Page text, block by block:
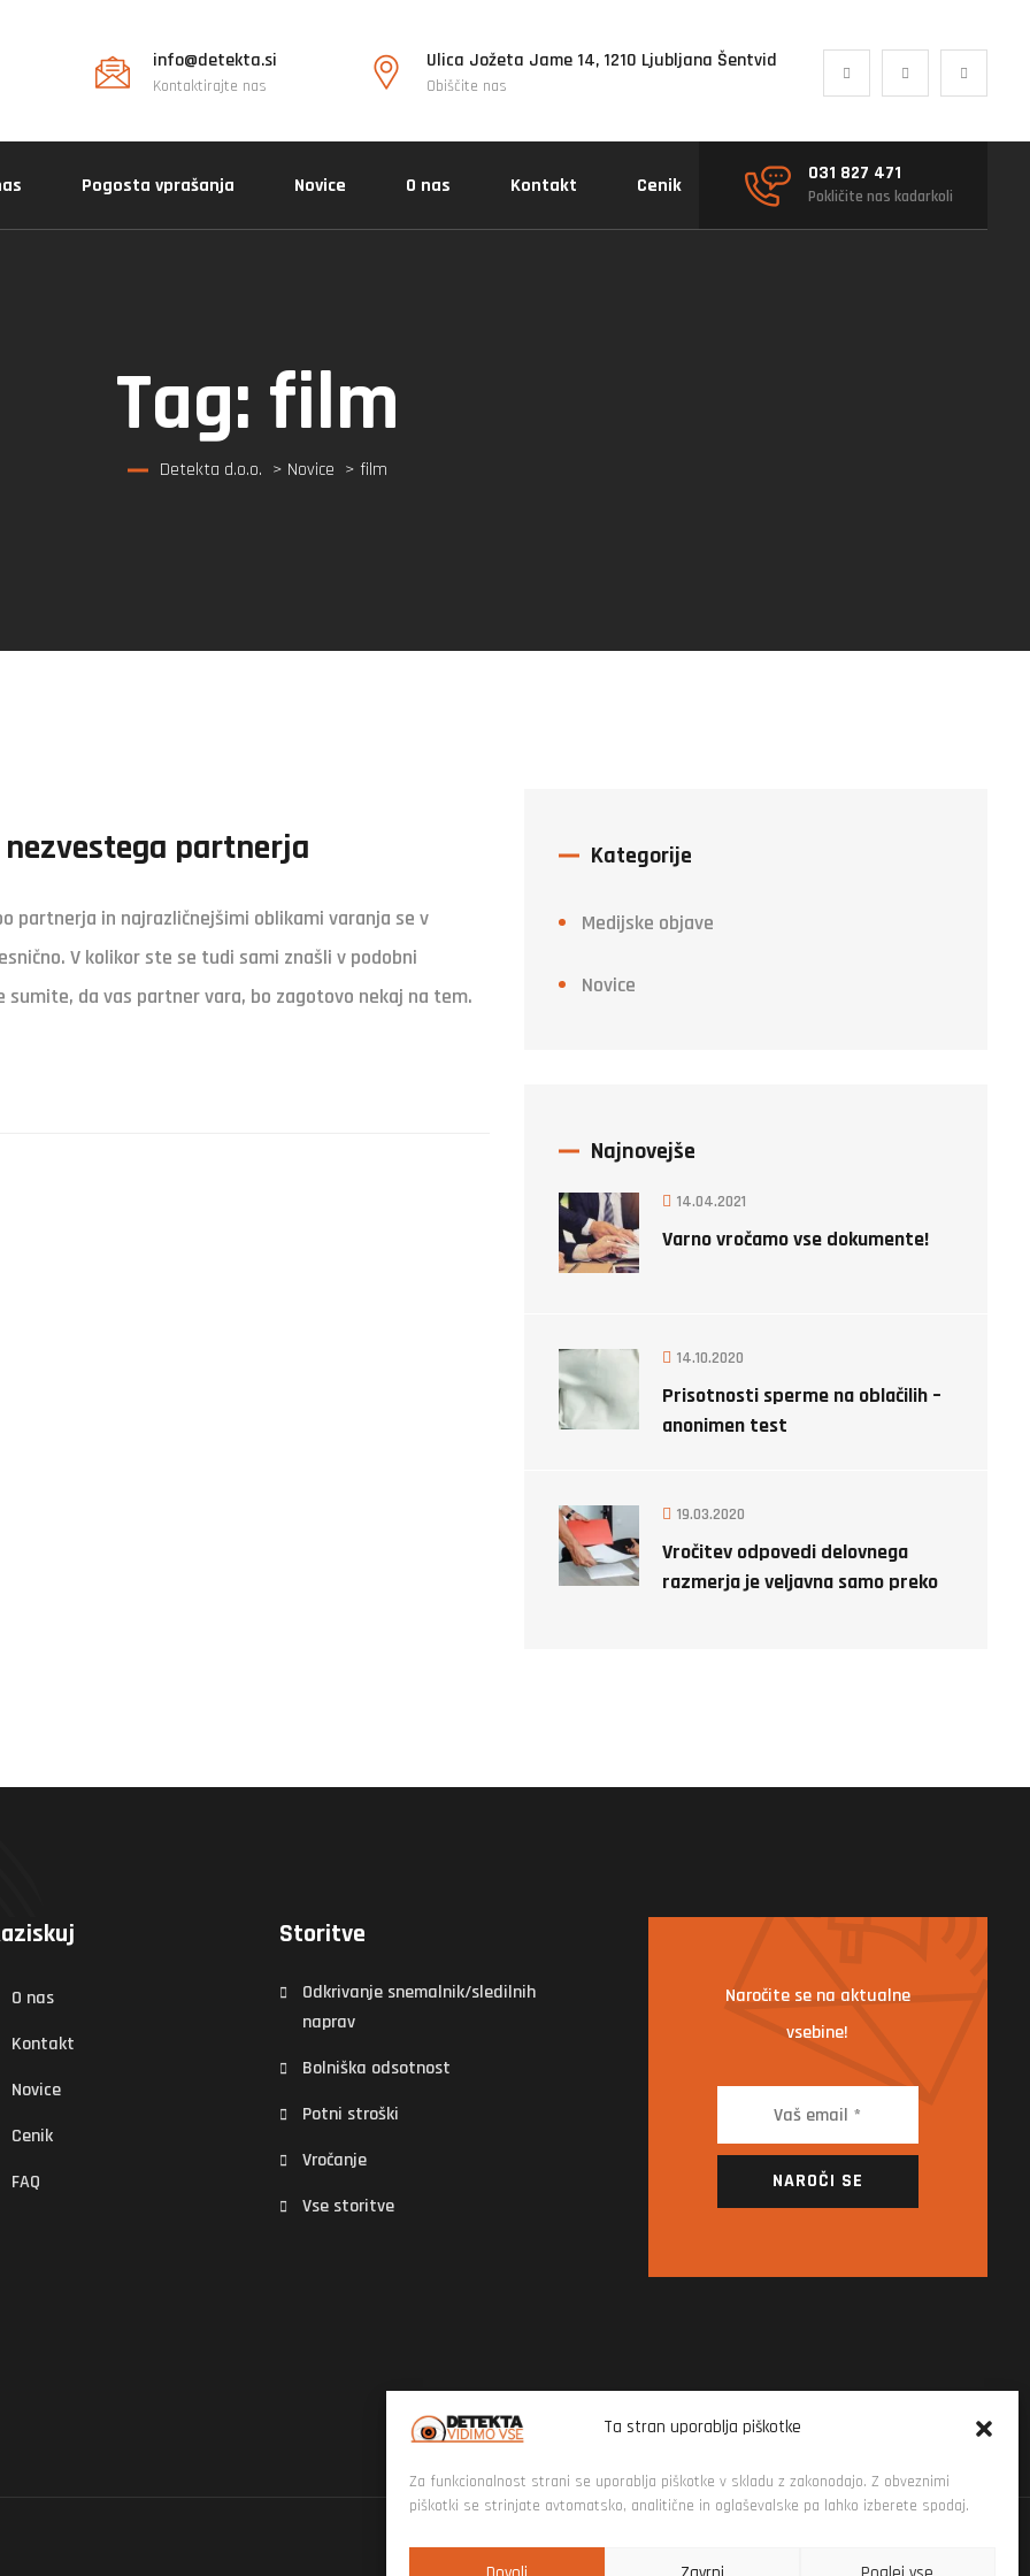
Ta stran uporablja piškotke
Za funkcionalnost strani se uporablja piškotke v skladu z zakonodajo. Z obveznimi
piškotki se strinjate avtomatsko, analitične in oglaševalske pa lahko izberete spodaj.
info@detekta.si
Kontaktirajte nas
Ulica Jožeta Jame 14, 1210 Ljubljana Šentvid
Obiščite nas
Pogosta vprašanja Novice O nas Kontakt Cenik
031 827 471
Pokličite nas kadarkoli
Tag: film
Detekta d.o.o. > Novice > film
partnerja
partnerja in najrazličnejšimi oblikami varanja se v
V kolikor ste se tudi sami znašli v podobni
da vas partner vara, bo zagotovo nekaj na tem.
Kategorije
Medijske objave
Novice
Najnovejše
14.04.2021
Varno vročamo vse dokumente!
14.10.2020
Prisotnosti sperme na oblačilih –
anonimen test
19.03.2020
Vročitev odpovedi delovnega
razmerja je veljavna samo preko
O nas
Kontakt
Novice
Cenik
FAQ
Storitve
Odkrivanje snemalnik/sledilnih
naprav
Bolniška odsotnost
Potni stroški
Vročanje
Vse storitve
Naročite se na aktualne
vsebine!
NAROČI SE